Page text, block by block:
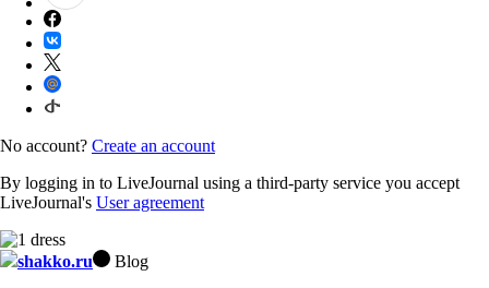
No account? Create an account
By logging in to LiveJournal using a third-party service you accept
LiveJournal's User agreement
shakko.ru Blog